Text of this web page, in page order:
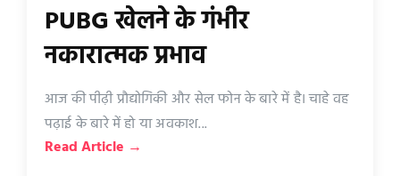
PUBG खेलने के गंभीर
नकारात्मक प्रभाव
आज की पीढ़ी प्रौद्योगिकी और सेल फोन के बारे में है। चाहे वह
पढ़ाई के बारे में हो या अवकाश...
Read Article →